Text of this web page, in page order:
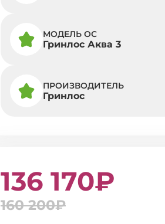
МОДЕЛЬ ОС
Гринлос Аква 3
ПРОИЗВОДИТЕЛЬ
Гринлос
136 170₽
160 200₽